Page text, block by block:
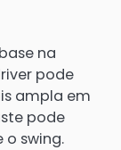
na
pode
ampla em
pode
swing.